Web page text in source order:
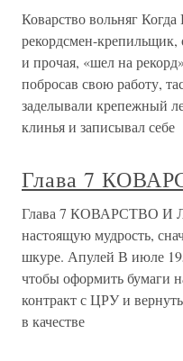
Коварство вольняг
рекордсмен-крепильщик,
и прочая, «шел на
побросав свою работу,
заделывали крепежный
клинья и записывал себе
Глава 7
Глава 7 КОВАРСТВО И
настоящую мудрость,
шкуре. Апулей В июле
чтобы оформить бумаги
контракт с ЦРУ и
в качестве